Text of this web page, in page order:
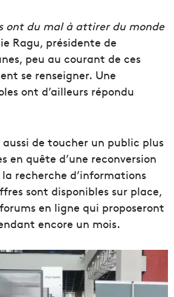
ont du mal à attirer du monde
Ragu, présidente de
peu au courant de ces
se renseigner. Une
ont d’ailleurs répondu
aussi de toucher un public plus
en quête d’une reconversion
recherche d’informations
sont disponibles sur place,
en ligne qui proposeront
encore un mois.